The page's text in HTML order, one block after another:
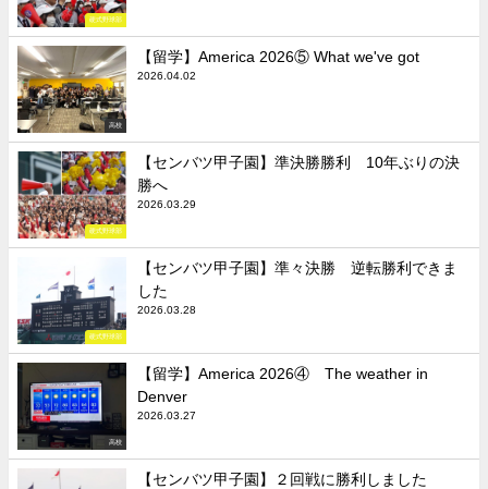
硬式野球部
高校
【留学】America 2026⑤ What we've got
2026.04.02
硬式野球部
【センバツ甲子園】準決勝勝利 10年ぶりの決
勝へ
2026.03.29
硬式野球部
【センバツ甲子園】準々決勝 逆転勝利できま
した
2026.03.28
高校
【留学】America 2026④ The weather in
Denver
2026.03.27
【センバツ甲子園】２回戦に勝利しました